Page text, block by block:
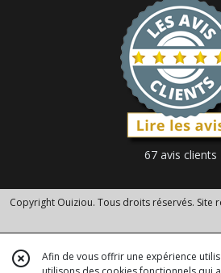
67 avis clients
Copyright Ouiziou. Tous droits réservés. Site
Afin de vous offrir une expérience